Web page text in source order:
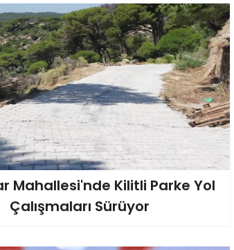
Mahallesi'nde Kilitli Parke Yol
Çalışmaları Sürüyor